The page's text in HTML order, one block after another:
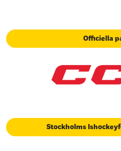
Officiella
Stockholms